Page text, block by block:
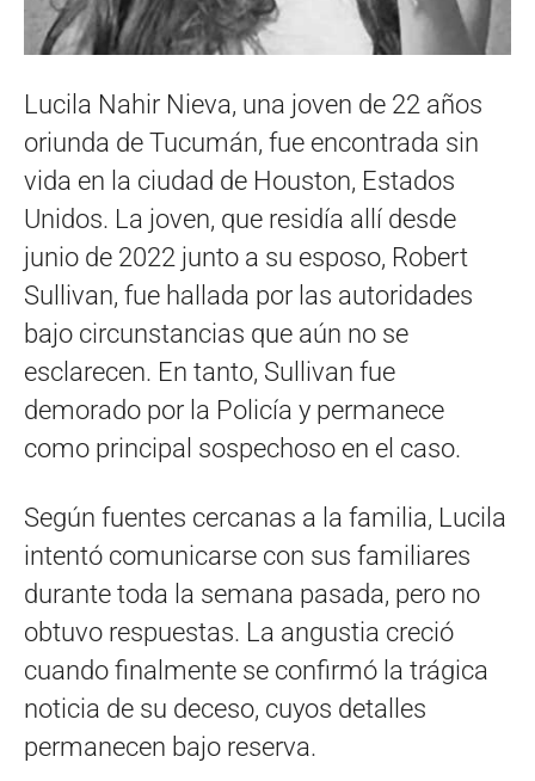
Lucila Nahir Nieva, una joven de 22 años
oriunda de Tucumán, fue encontrada sin
vida en la ciudad de Houston, Estados
Unidos. La joven, que residía allí desde
junio de 2022 junto a su esposo, Robert
Sullivan, fue hallada por las autoridades
bajo circunstancias que aún no se
esclarecen. En tanto, Sullivan fue
demorado por la Policía y permanece
como principal sospechoso en el caso.
Según fuentes cercanas a la familia, Lucila
intentó comunicarse con sus familiares
durante toda la semana pasada, pero no
obtuvo respuestas. La angustia creció
cuando finalmente se confirmó la trágica
noticia de su deceso, cuyos detalles
permanecen bajo reserva.